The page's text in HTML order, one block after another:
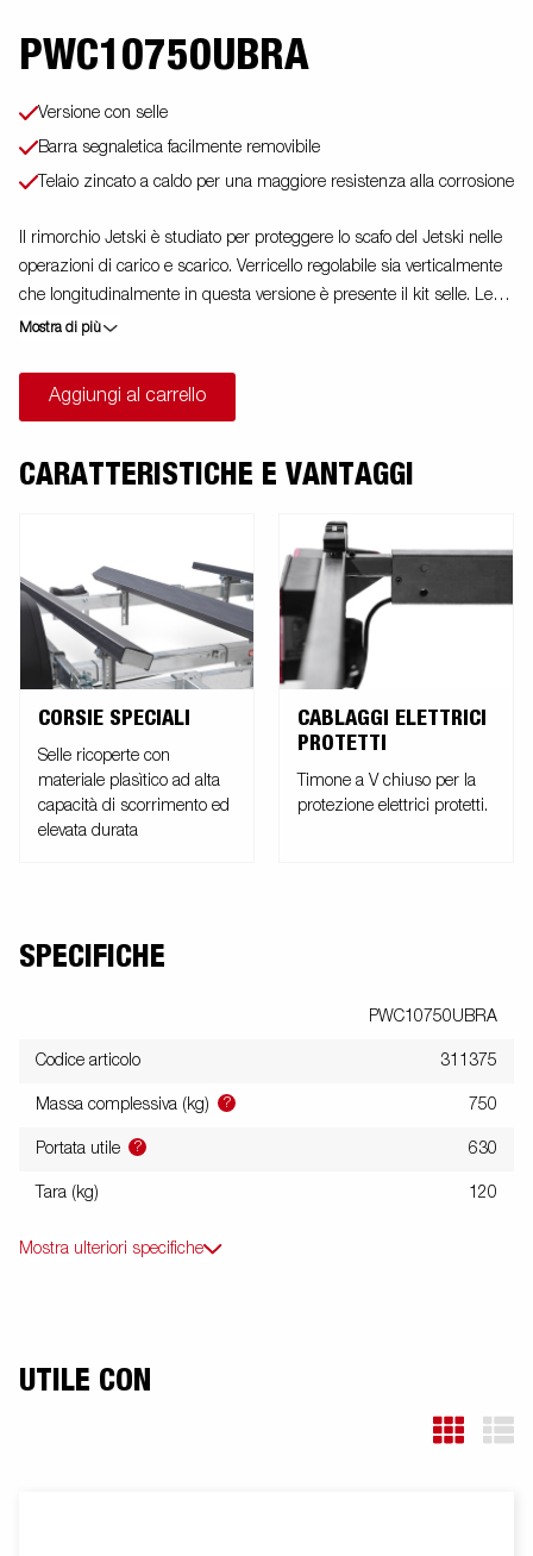
PWC10750UBRA
Versione con selle
Barra segnaletica facilmente removibile
Telaio zincato a caldo per una maggiore resistenza alla corrosione
Il rimorchio Jetski è studiato per proteggere lo scafo del Jetski nelle
operazioni di carico e scarico. Verricello regolabile sia verticalmente
che longitudinalmente in questa versione è presente il kit selle. Le
immagini sono solo a scopo illustrativo e potrebbero mostrare
Mostra di più
Aggiungi al carrello
CARATTERISTICHE E VANTAGGI
CORSIE SPECIALI
Selle ricoperte con
materiale plasìtico ad alta
capacità di scorrimento ed
elevata durata
CABLAGGI ELETTRICI
PROTETTI
Timone a V chiuso per la
protezione elettrici protetti.
SPECIFICHE
PWC10750UBRA
Codice articolo 311375
Massa complessiva (kg) ? 750
Portata utile ? 630
Tara (kg) 120
Mostra ulteriori specifiche
UTILE CON